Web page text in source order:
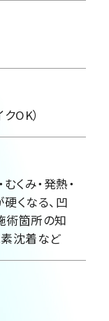
OK）
くみ・発熱・
くなる、凹
術箇所の知
素沈着など